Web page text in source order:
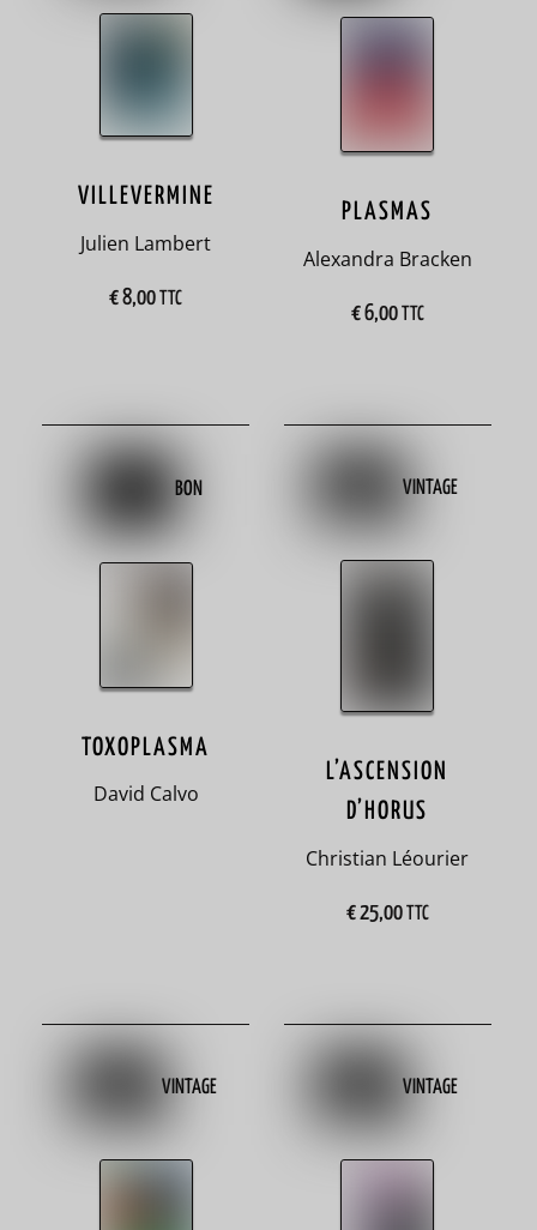
trouve
Chili
Colombie
condition
VILLEVERMINE
Julien Lambert
€8,00 TTC
PLASMAS
Alexandra Bracken
€6,00 TTC
BON
TOXOPLASMA
David Calvo
VINTAGE
L’ASCENSION
D’HORUS
Christian Léourier
€25,00 TTC
VINTAGE VINTAGE